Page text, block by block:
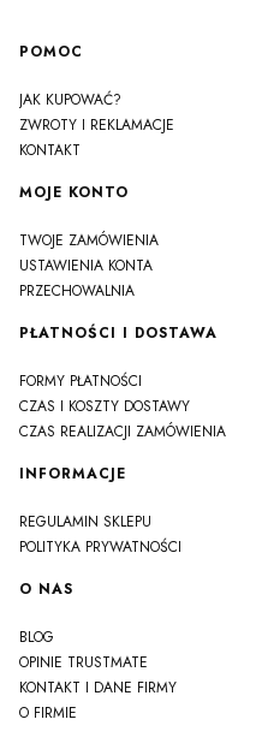
Linki w stopce
POMOC
JAK KUPOWAĆ?
ZWROTY I REKLAMACJE
KONTAKT
MOJE KONTO
TWOJE ZAMÓWIENIA
USTAWIENIA KONTA
PRZECHOWALNIA
PŁATNOŚCI I DOSTAWA
FORMY PŁATNOŚCI
CZAS I KOSZTY DOSTAWY
CZAS REALIZACJI ZAMÓWIENIA
INFORMACJE
REGULAMIN SKLEPU
POLITYKA PRYWATNOŚCI
O NAS
BLOG
OPINIE TRUSTMATE
KONTAKT I DANE FIRMY
O FIRMIE